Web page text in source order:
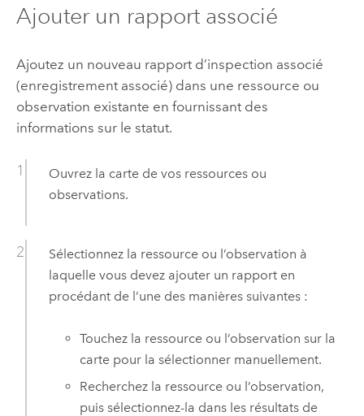
Ajouter un rapport associé
Ajoutez un nouveau rapport d’inspection associé
(enregistrement associé) dans une ressource ou
observation existante en fournissant des
informations sur le statut.
Ouvrez la carte de vos ressources ou
observations.
Sélectionnez la ressource ou l’observation à
laquelle vous devez ajouter un rapport en
procédant de l’une des manières suivantes :
Touchez la ressource ou l’observation sur la
carte pour la sélectionner manuellement.
Recherchez la ressource ou l’observation,
puis sélectionnez-la dans les résultats de